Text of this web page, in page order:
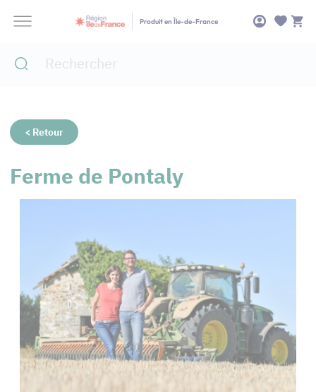
Produit en Île-de-France
< Retour
Ferme de Pontaly